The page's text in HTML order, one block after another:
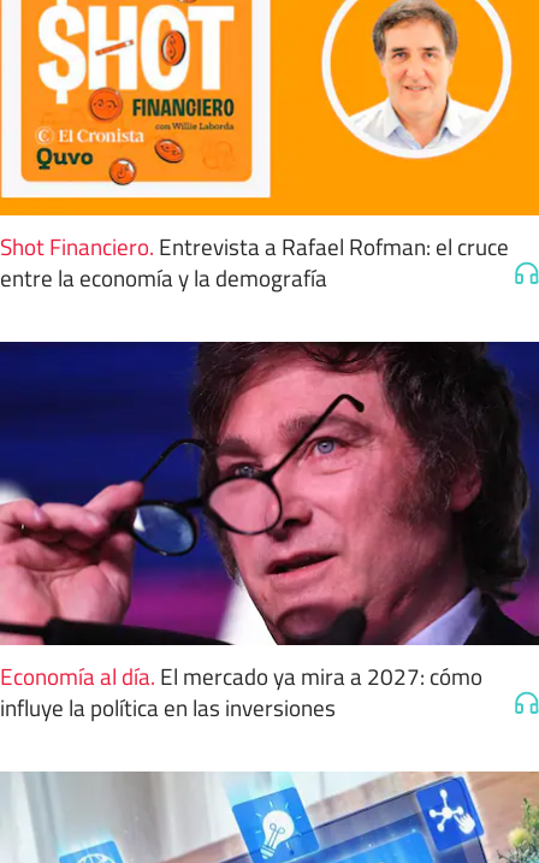
Shot Financiero. Entrevista a Rafael Rofman: el cruce
entre la economía y la demografía
Economía al día. El mercado ya mira a 2027: cómo
influye la política en las inversiones